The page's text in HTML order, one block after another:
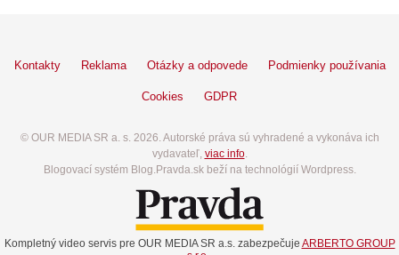
Kontakty Reklama Otázky a odpovede Podmienky používania
Cookies GDPR
© OUR MEDIA SR a. s. 2026. Autorské práva sú vyhradené a vykonáva ich
vydavateľ, viac info.
Blogovací systém Blog.Pravda.sk beží na technológií Wordpress.
Kompletný video servis pre OUR MEDIA SR a.s. zabezpečuje ARBERTO GROUP